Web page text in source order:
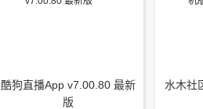
酷狗直播App v7.00.80 最新
版
水木社